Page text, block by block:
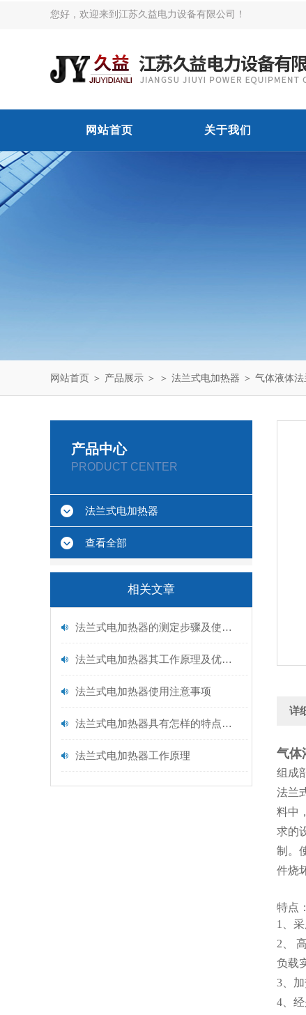
您好，欢迎来到江苏久益电力设备有限公司！
网站首页 关于我们
网站首页 ＞ 产品展示 ＞ ＞ 法兰式电加热器 ＞ 气体液体
产品中心
PRODUCT CENTER
法兰式电加热器
查看全部
相关文章
法兰式电加热器的测定步骤及使用注意事项如下
法兰式电加热器其工作原理及优点分别如下
法兰式电加热器使用注意事项
法兰式电加热器具有怎样的特点呢？
法兰式电加热器工作原理
详
气体
组成
法兰
料中
求的
制。
件烧
特点：
1、
2、
负载
3、加
4、